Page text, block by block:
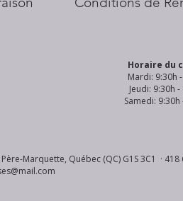
Horaire du
Mardi: 9:30h
Jeudi: 9:30h -
Samedi: 9:30h
Marquette, Québec (QC) G1S 3C1 · 418